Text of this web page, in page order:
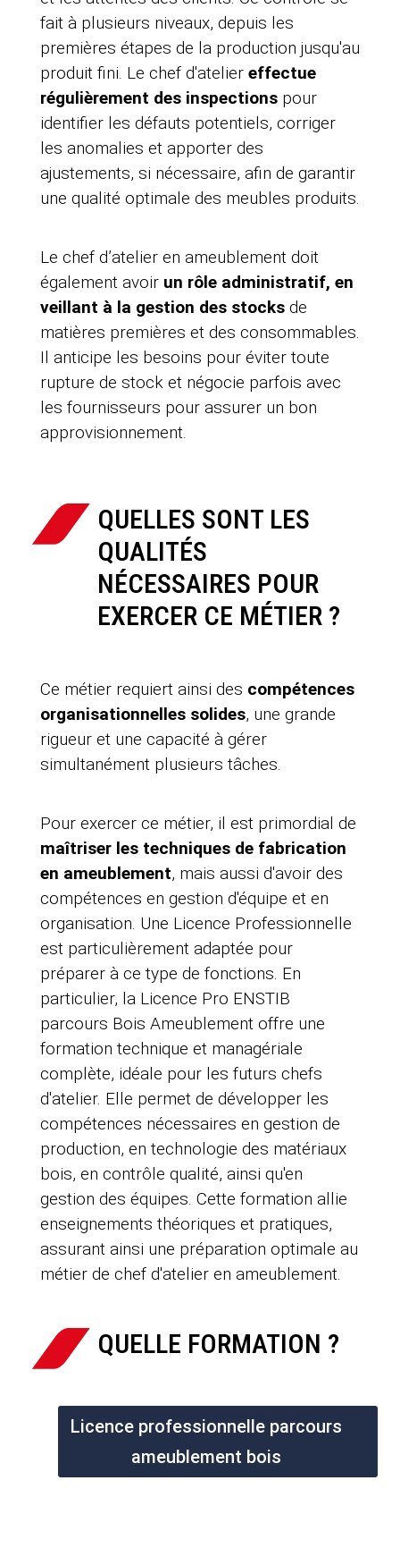
fait à plusieurs niveaux, depuis les
premières étapes de la production jusqu'au
produit fini. Le chef d'atelier effectue
régulièrement des inspectionspour
identifier les défauts potentiels, corriger
les anomalies et apporter des
ajustements, si nécessaire, afin de garantir
une qualité optimale des meubles produits.
Le chef d’atelier en ameublement doit
également avoir un rôle administratif, en
veillant à la gestion des stocks de
matières premières et des consommables.
Il anticipe les besoins pour éviter toute
rupture de stock et négocie parfois avec
les fournisseurs pour assurer un bon
approvisionnement.
QUELLES SONT LES
QUALITÉS
NÉCESSAIRES POUR
EXERCER CE MÉTIER ?
Ce métier requiert ainsi des compétences
organisationnelles solides, une grande
rigueur et une capacité à gérer
simultanément plusieurs tâches.
Pour exercer ce métier, il est primordial de
maîtriser les techniques de fabrication
en ameublement, mais aussi d'avoir des
compétences en gestion d'équipe et en
organisation. Une Licence Professionnelle
est particulièrement adaptée pour
préparer à ce type de fonctions. En
particulier, la Licence Pro ENSTIB
parcours Bois Ameublement offre une
formation technique et managériale
complète, idéale pour les futurs chefs
d'atelier. Elle permet de développer les
compétences nécessaires en gestion de
production, en technologie des matériaux
bois, en contrôle qualité, ainsi qu'en
gestion des équipes. Cette formation allie
enseignements théoriques et pratiques,
assurant ainsi une préparation optimale au
métier de chef d'atelier en ameublement.
QUELLE FORMATION ?
Licence professionnelle parcours
ameublement bois